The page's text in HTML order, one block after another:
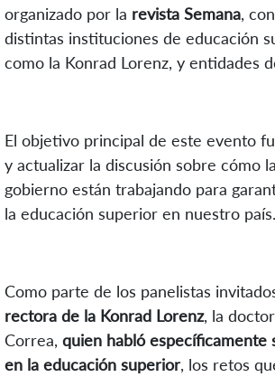
organizado por la revista Semana,
distintas instituciones de educación
como la Konrad Lorenz, y entidades
El objetivo principal de este evento
y actualizar la discusión sobre cómo
gobierno están trabajando para
la educación superior en nuestro país.
Como parte de los panelistas
rectora de la Konrad Lorenz, la
Correa, quien habló específicamente
en la educación superior, los retos